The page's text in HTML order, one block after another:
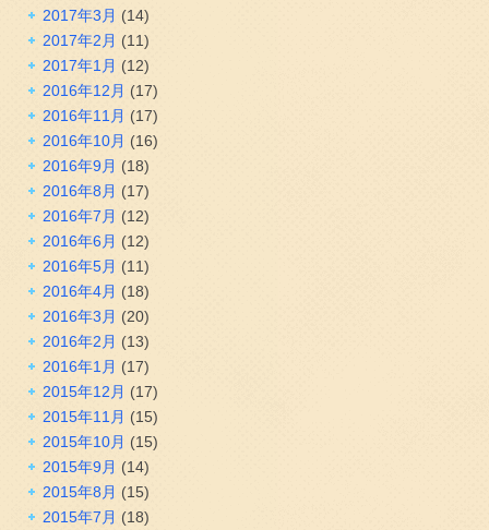
2017年3月 (14)
2017年2月 (11)
2017年1月 (12)
2016年12月 (17)
2016年11月 (17)
2016年10月 (16)
2016年9月 (18)
2016年8月 (17)
2016年7月 (12)
2016年6月 (12)
2016年5月 (11)
2016年4月 (18)
2016年3月 (20)
2016年2月 (13)
2016年1月 (17)
2015年12月 (17)
2015年11月 (15)
2015年10月 (15)
2015年9月 (14)
2015年8月 (15)
2015年7月 (18)